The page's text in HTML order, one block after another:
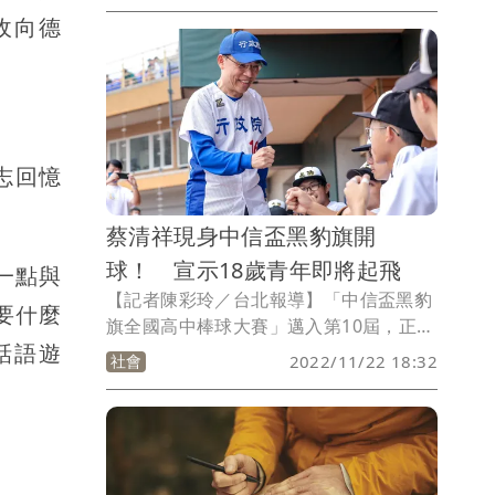
向德
回憶
點與
什麼
語遊
未經許可設立專戶，收受政治獻金數十萬
元，新北地檢署昨搜索後將黃男聲押，法
院裁定10萬元交保。
蔡清祥現身中信盃黑豹旗開
球！ 宣示18歲青年即將起飛
【記者陳彩玲／台北報導】「中信盃黑豹
旗全國高中棒球大賽」邁入第10屆，正如
火如荼展開決賽，也熱愛棒球的法務部長
蔡清祥今到場擔綱開球嘉賓，同時宣示明
年《民法》新制上路，成年年齡將下修為
18歲，意味著18歲青年即將起飛，另呼籲
九合一大選也將到來，11月26日大家一定
要記得投下18歲公民權的公投同意票。
社會 2022/11/22 18:32